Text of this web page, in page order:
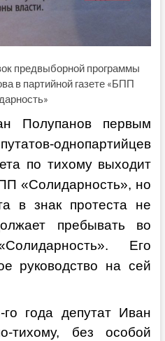
предвыборной программы
в партийной газете «БПП
Полупанов первым
однопартийцев
по тихому выходит
«Солидарность», но
в знак протеста не
пребывать во
Его
руководство на сей
года депутат Иван
тихому, без особой